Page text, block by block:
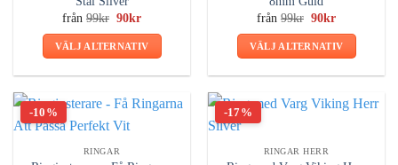
kan
väljas
på
produktsidan
från 99kr Det
priset
var:
90krDet
priset
är:
VÄLJ ALTERNATIV
produkten
har
varianter.
från 99kr Det
priset
var:
90krDet
priset
är:
VÄLJ ALTERNATIV
produkten
varianter.
-10%
RINGAR
-17%
RINGAR HERR